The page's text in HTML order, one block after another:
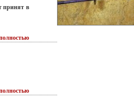
принят в